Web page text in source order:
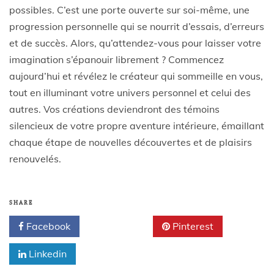
possibles. C’est une porte ouverte sur soi-même, une
progression personnelle qui se nourrit d’essais, d’erreurs
et de succès. Alors, qu’attendez-vous pour laisser votre
imagination s’épanouir librement ? Commencez
aujourd’hui et révélez le créateur qui sommeille en vous,
tout en illuminant votre univers personnel et celui des
autres. Vos créations deviendront des témoins
silencieux de votre propre aventure intérieure, émaillant
chaque étape de nouvelles découvertes et de plaisirs
renouvelés.
SHARE
Facebook Pinterest
Linkedin